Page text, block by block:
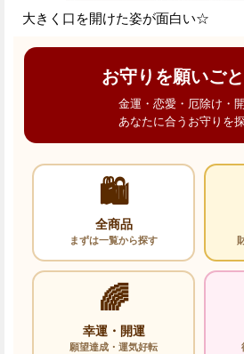
大きく口を開けた姿が面白い☆
お守りを願いご
金運・恋愛・厄除け・
あなたに合うお守りを
🛍️
全商品
まずは一覧から探す
🌈
幸運・開運
願望達成・運気好転